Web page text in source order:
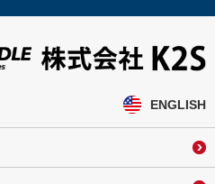
ENGLISH